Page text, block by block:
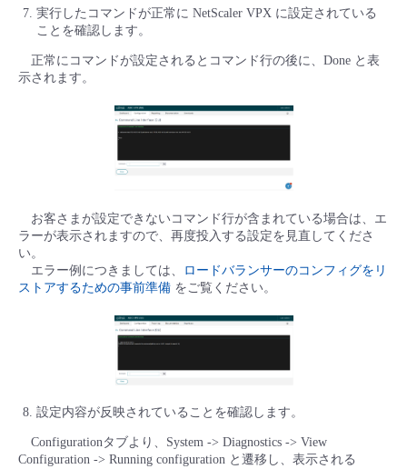
実行したコマンドが正常に NetScaler VPX に設定されている
ことを確認します。
正常にコマンドが設定されるとコマンド行の後に、Done と表
示されます。
お客さまが設定できないコマンド行が含まれている場合は、エ
ラーが表示されますので、再度投入する設定を見直してくださ
い。
エラー例につきましては、
ロードバランサーのコンフィグをリ
ストアするための事前準備 をご覧ください。
設定内容が反映されていることを確認します。
Configurationタブより、System -> Diagnostics -> View
Configuration -> Running configuration と遷移し、表示される